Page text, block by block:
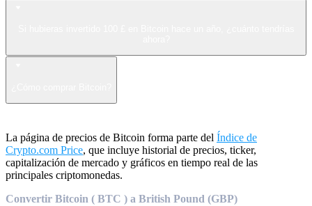
La página de precios de Bitcoin forma parte del Índice de
Crypto.com Price, que incluye historial de precios, ticker,
capitalización de mercado y gráficos en tiempo real de las
principales criptomonedas.
Convertir Bitcoin ( BTC ) a British Pound (GBP)